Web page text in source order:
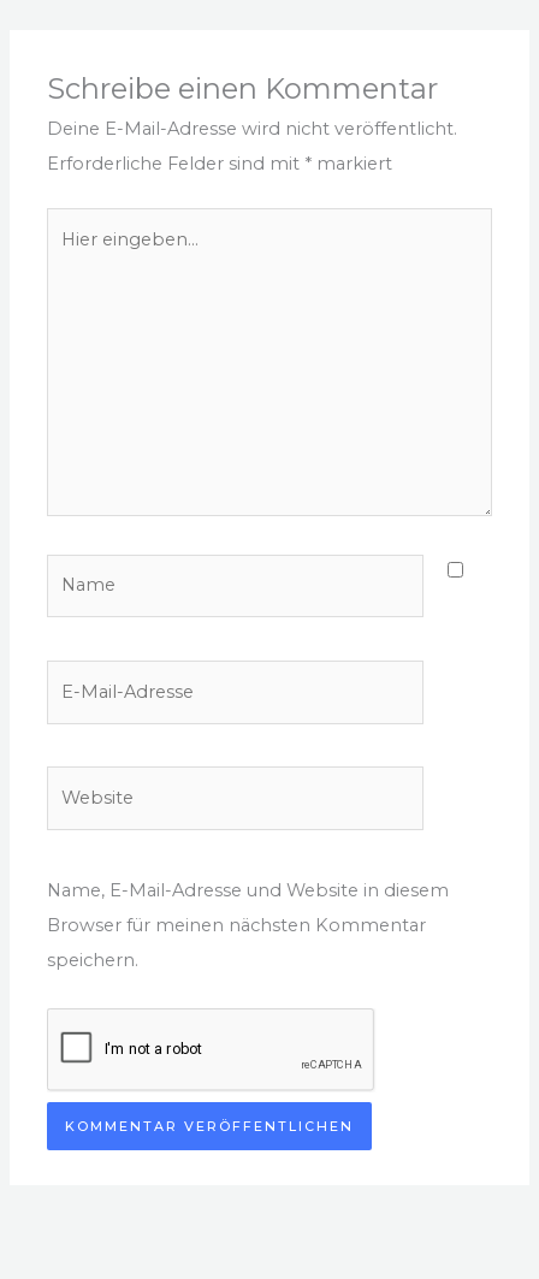
Schreibe einen Kommentar
Deine E-Mail-Adresse wird nicht veröffentlicht.
Erforderliche Felder sind mit * markiert
Name, E-Mail-Adresse und Website in diesem
Browser für meinen nächsten Kommentar
speichern.